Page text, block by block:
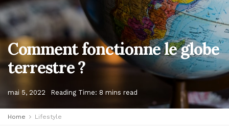
Comment fonctionne le globe
terrestre ?
mai 5, 2022 Reading Time: 8 mins read
Home Lifestyle